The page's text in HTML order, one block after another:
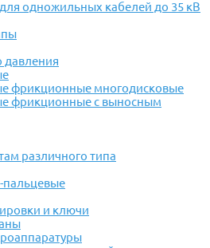
одножильных кабелей до 35 кВ
давления
фрикционные многодисковые
фрикционные с выносным
различного типа
пальцевые
и ключи